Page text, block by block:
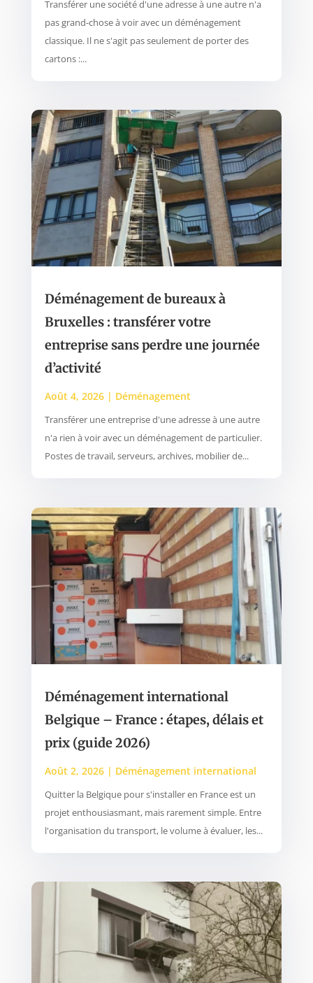
Transférer une société d'une adresse à une autre n'a
pas grand-chose à voir avec un déménagement
classique. Il ne s'agit pas seulement de porter des
cartons :...
Déménagement de bureaux à
Bruxelles : transférer votre
entreprise sans perdre une journée
d’activité
Août 4, 2026| Déménagement
Transférer une entreprise d'une adresse à une autre
n'a rien à voir avec un déménagement de particulier.
Postes de travail, serveurs, archives, mobilier de...
Déménagement international
Belgique – France : étapes, délais et
prix (guide 2026)
Août 2, 2026| Déménagement international
Quitter la Belgique pour s'installer en France est un
projet enthousiasmant, mais rarement simple. Entre
l'organisation du transport, le volume à évaluer, les...